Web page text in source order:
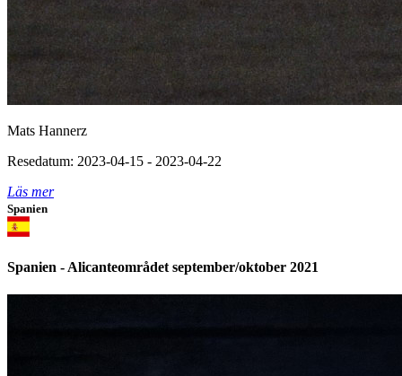
Mats Hannerz
Resedatum: 2023-04-15 - 2023-04-22
Läs mer
Spanien
Spanien - Alicanteområdet september/oktober 2021